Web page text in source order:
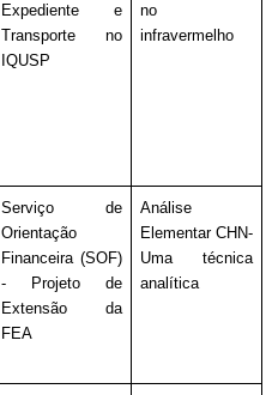
Expediente e
Transporte no
IQUSP
no
infravermelho
Serviço de
Orientação
Financeira (SOF)
- Projeto de
Extensão da
FEA
Análise
Elementar CHN-
Uma técnica
analítica